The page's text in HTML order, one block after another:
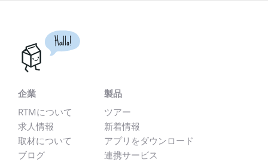
Hallo!
企業
RTMについて
求人情報
取材について
ブログ
製品
ツアー
新着情報
アプリをダウンロード
連携サービス